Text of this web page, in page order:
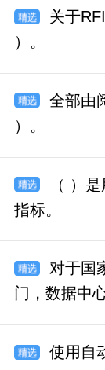
关于
）。
全部由
）。
（ ）
指标。
对于国
门，数据中
使用自